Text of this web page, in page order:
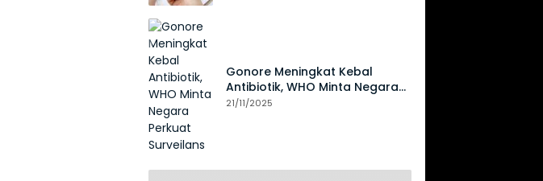
Gonore Meningkat Kebal
Antibiotik, WHO Minta Negara
Perkuat Surveilans
21/11/2025